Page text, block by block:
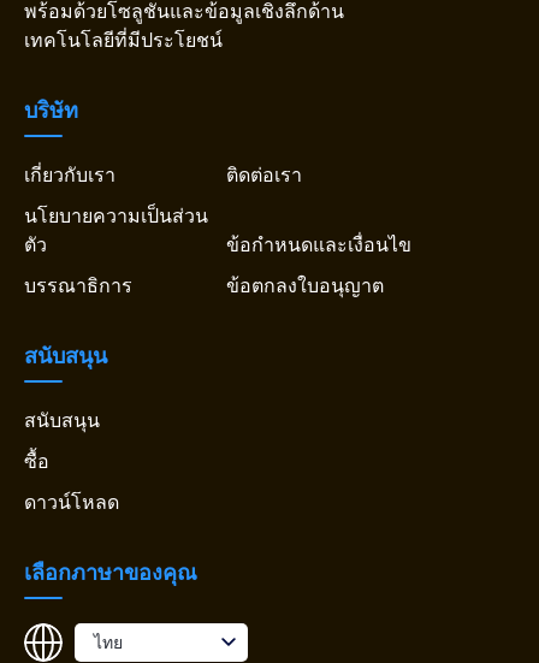
พร้อมด้วยโซลูชันและข้อมูลเชิงลึกด้าน
เทคโนโลยีที่มีประโยชน์
บริษัท
เกี่ยวกับเรา
ติดต่อเรา
นโยบายความเป็นส่วน
ตัว
ข้อกำหนดและเงื่อนไข
บรรณาธิการ
ข้อตกลงใบอนุญาต
สนับสนุน
สนับสนุน
ซื้อ
ดาวน์โหลด
เลือกภาษาของคุณ
ไทย